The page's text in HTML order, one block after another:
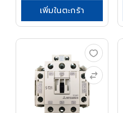
เพิ่มในตะกร้า